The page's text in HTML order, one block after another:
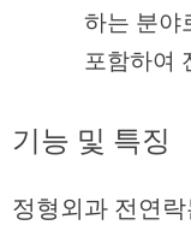
하는 분야
포함하여
기능 및 특징
정형외과 전연